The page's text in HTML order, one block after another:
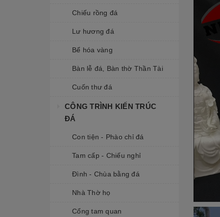
Chiếu rồng đá
Lư hương đá
Bể hóa vàng
Bàn lễ đá, Bàn thờ Thần Tài
Cuốn thư đá
CÔNG TRÌNH KIẾN TRÚC
ĐÁ
Con tiện - Phào chỉ đá
Tam cấp - Chiếu nghỉ
Đình - Chùa bằng đá
Nhà Thờ họ
Cổng tam quan